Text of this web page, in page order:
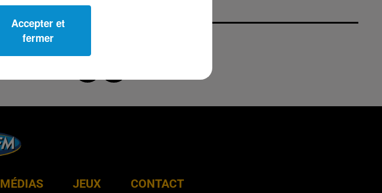
MÉDIAS JEUX CONTACT
Accepter et
fermer